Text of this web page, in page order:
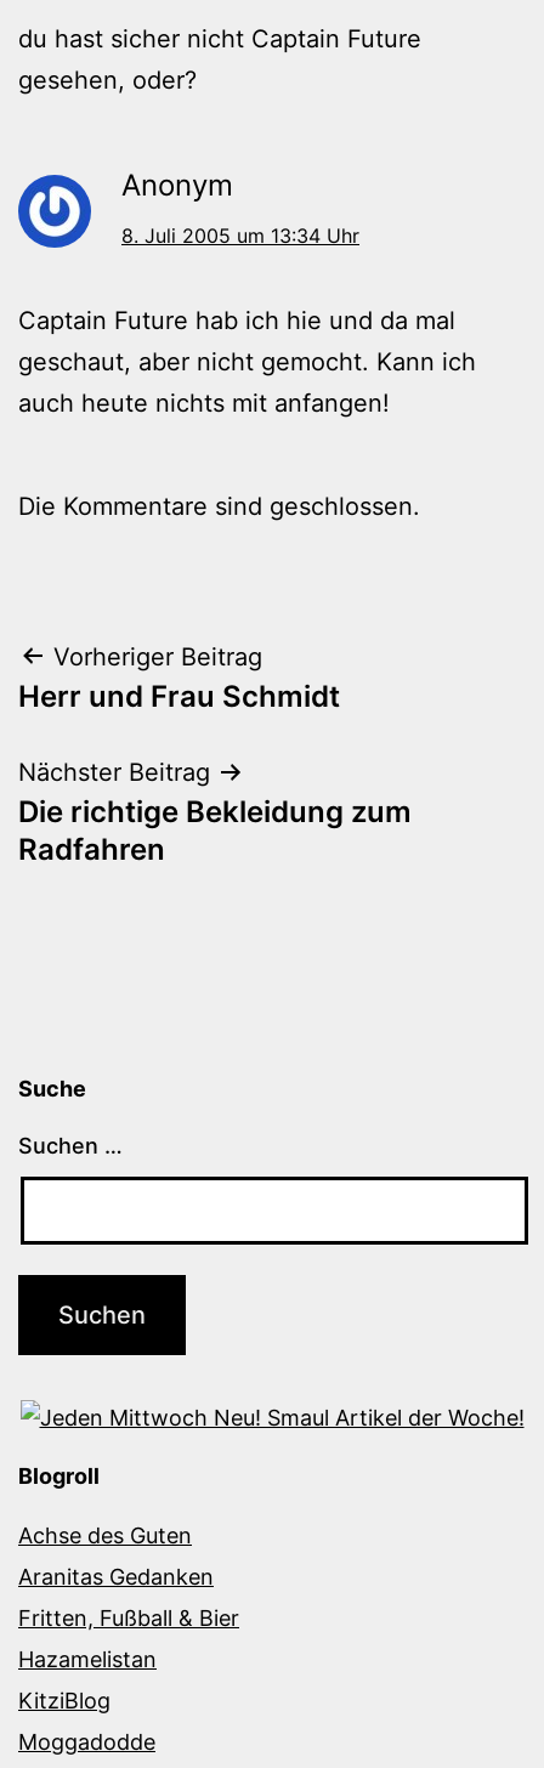
du hast sicher nicht Captain Future
gesehen, oder?
Anonym
8. Juli 2005 um 13:34 Uhr
Captain Future hab ich hie und da mal
geschaut, aber nicht gemocht. Kann ich
auch heute nichts mit anfangen!
Die Kommentare sind geschlossen.
Beitragsnavigation
Vorheriger Beitrag
Herr und Frau Schmidt
Nächster Beitrag
Die richtige Bekleidung zum
Radfahren
Suche
Suchen …
Blogroll
Achse des Guten
Aranitas Gedanken
Fritten, Fußball & Bier
Hazamelistan
KitziBlog
Moggadodde